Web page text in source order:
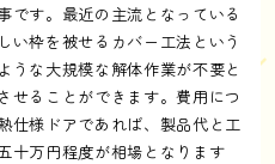
です。最近の主流となっている
い枠を被せるカバー工法という
うな大規模な解体作業が不要と
せることができます。費用につ
仕様ドアであれば、製品代と工
十万円程度が相場となります